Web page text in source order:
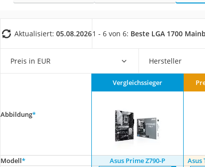
Lichtwecker
Acer Aspire
Service
Aktualisiert: 05.08.20261 - 6 von 6: Beste LGA 1700
Preis in EUR Hersteller
Abbildung*
Vergleichssieger
Modell* Asus Prime Z790-P Asus